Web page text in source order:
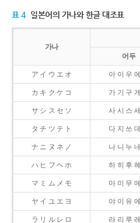
표 4 일본어의 가나와 한글 대조표
가나
어두
ア イ ウ エ オ 아 이 우
カ キ ク ケ コ 가 기 구
サ シ ス セ ソ 사 시 스
タ チ ツ テ ト 다 지 쓰
ナ ニ ヌ ネ ノ 나 니 누
ハ ヒ フ ヘ ホ 하 히 후
マ ミ ム メ モ 마 미 무
ヤ イ ユ エ ヨ 야 이 유
ラ リ ル レ ロ 라 리 루